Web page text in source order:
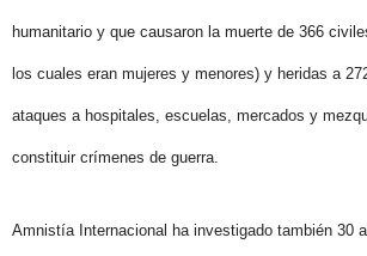
humanitario y que causaron la muerte de 366
los cuales eran mujeres y menores) y heridas a
ataques a hospitales, escuelas, mercados y
constituir crímenes de guerra.
Amnistía Internacional ha investigado también 30